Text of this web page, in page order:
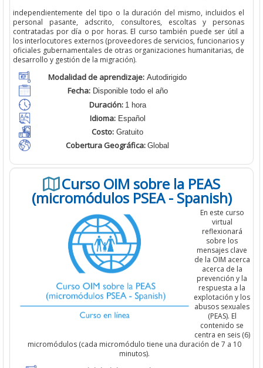
independientemente del tipo o la duración del mismo, incluidos el
personal pasante, adscrito, consultores, escoltas y personas
contratadas por día o por horas. El curso también puede ser útil a
los interlocutores externos (proveedores de servicios, funcionarios y
oficiales gubernamentales de otras organizaciones humanitarias, de
desarrollo y gestión de la migración).
Modalidad de aprendizaje: Autodirigido
Fecha:Disponible todo el año
Duración: 1 hora
Idioma:Español
Costo: Gratuito
Cobertura Geográfica: Global
Curso OIM sobre la PEAS
(micromódulos PSEA - Spanish)
En este curso
virtual
reflexionará
sobre los
mensajes clave
de la OIM acerca
acerca de la
prevención y la
respuesta a la
explotación y los
abusos sexuales
(PEAS). El
contenido se
centra en seis (6)
micromódulos (cada micromódulo tiene una duración de 7 a 10
minutos).